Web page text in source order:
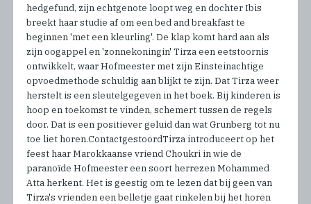
hedgefund, zijn echtgenote loopt weg en dochter Ibis
breekt haar studie af om een bed and breakfast te
beginnen 'met een kleurling'. De klap komt hard aan als
zijn oogappel en 'zonnekoningin' Tirza een eetstoornis
ontwikkelt, waar Hofmeester met zijn Einsteinachtige
opvoedmethode schuldig aan blijkt te zijn. Dat Tirza weer
herstelt is een sleutelgegeven in het boek. Bij kinderen is
hoop en toekomst te vinden, schemert tussen de regels
door. Dat is een positiever geluid dan wat Grunberg tot nu
toe liet horen.ContactgestoordTirza introduceert op het
feest haar Marokkaanse vriend Choukri in wie de
paranoïde Hofmeester een soort herrezen Mohammed
Atta herkent. Het is geestig om te lezen dat bij geen van
Tirza's vrienden een belletje gaat rinkelen bij het horen